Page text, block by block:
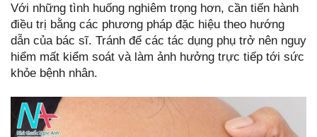
Với những tình huống nghiêm trọng hơn, cần tiến hành
điều trị bằng các phương pháp đặc hiệu theo hướng
dẫn của bác sĩ. Tránh để các tác dụng phụ trở nên nguy
hiểm mất kiểm soát và làm ảnh hưởng trực tiếp tới sức
khỏe bệnh nhân.